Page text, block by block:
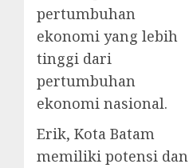
pertumbuhan
ekonomi yang lebih
tinggi dari
pertumbuhan
ekonomi nasional.
Erik, Kota Batam
memiliki potensi dan